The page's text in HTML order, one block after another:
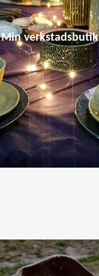
Min verkstadsbutik